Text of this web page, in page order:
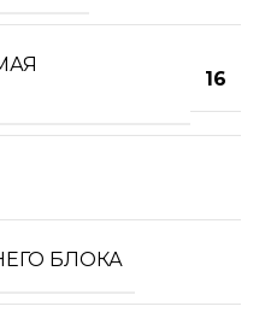
16
БЛОКА